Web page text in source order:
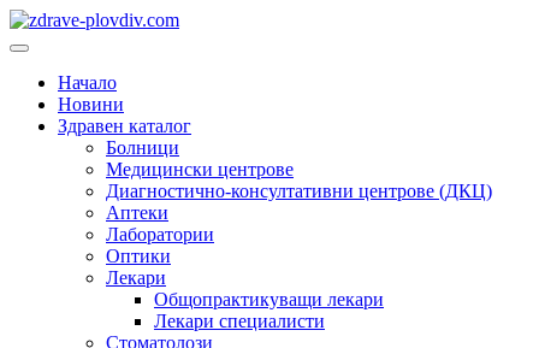
Преминете
към
Основно
Начало
Новини
Здравен каталог
Болници
Медицински центрове
Диагностично-консултативни центрове (ДКЦ)
Аптеки
Лаборатории
Оптики
Лекари
Общопрактикуващи лекари
Лекари специалисти
Стоматолози